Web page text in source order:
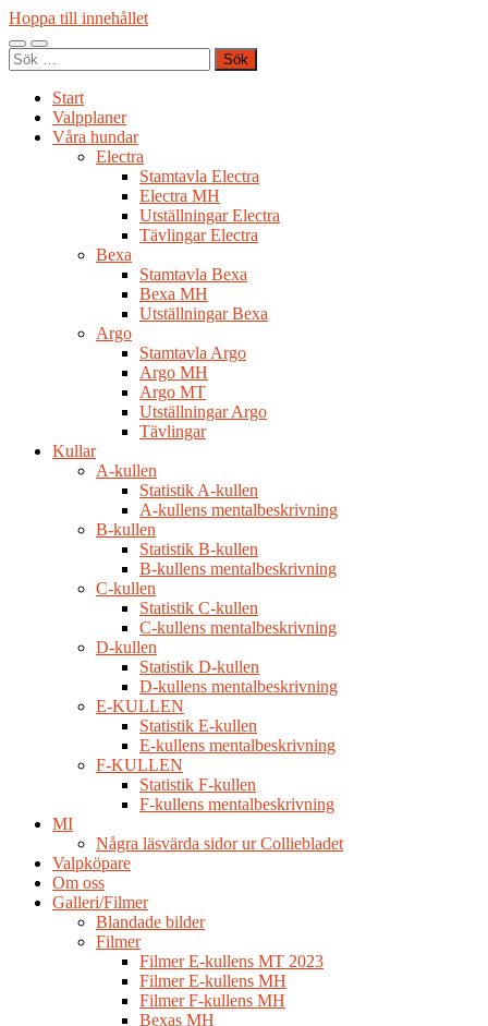
Hoppa till innehållet
Slå
på/av
Slå
på/av
Sök
efter:
Start
Valpplaner
Våra hundar
Electra
Stamtavla Electra
Electra MH
Utställningar Electra
Tävlingar Electra
Bexa
Stamtavla Bexa
Bexa MH
Utställningar Bexa
Argo
Stamtavla Argo
Argo MH
Argo MT
Utställningar Argo
Tävlingar
Kullar
A-kullen
Statistik A-kullen
A-kullens mentalbeskrivning
B-kullen
Statistik B-kullen
B-kullens mentalbeskrivning
C-kullen
Statistik C-kullen
C-kullens mentalbeskrivning
D-kullen
Statistik D-kullen
D-kullens mentalbeskrivning
E-KULLEN
Statistik E-kullen
E-kullens mentalbeskrivning
F-KULLEN
Statistik F-kullen
F-kullens mentalbeskrivning
MI
Några läsvärda sidor ur Colliebladet
Valpköpare
Om oss
Galleri/Filmer
Blandade bilder
Filmer
Filmer E-kullens MT 2023
Filmer E-kullens MH
Filmer F-kullens MH
Bexas MH